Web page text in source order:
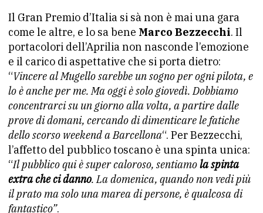
Il Gran Premio d’Italia si sà non è mai una gara
come le altre, e lo sa bene Marco Bezzecchi. Il
portacolori dell’Aprilia non nasconde l’emozione
e il carico di aspettative che si porta dietro:
“Vincere al Mugello sarebbe un sogno per ogni pilota, e
lo è anche per me. Ma oggi è solo giovedì. Dobbiamo
concentrarci su un giorno alla volta, a partire dalle
prove di domani, cercando di dimenticare le fatiche
dello scorso weekend a Barcellona“. Per Bezzecchi,
l’affetto del pubblico toscano è una spinta unica:
“Il pubblico qui è super caloroso, sentiamola spinta
extra che ci danno. La domenica, quando non vedi più
il prato ma solo una marea di persone, è qualcosa di
fantastico”.